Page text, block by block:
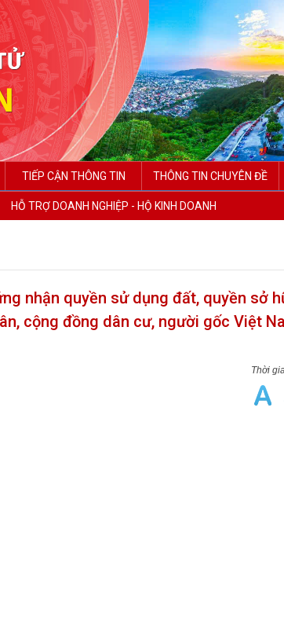
TIẾP CẬN THÔNG TIN THÔNG TIN CHUYÊN ĐỀ
HỖ TRỢ DOANH NGHIỆP - HỘ KINH DOANH
nhận quyền sử dụng đất, quyền sở
cộng đồng dân cư, người gốc Việt